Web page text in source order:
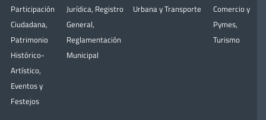
Participación
Ciudadana,
Patrimonio
Histórico-
Artístico,
Eventos y
Festejos
Jurídica, Registro
General,
Reglamentación
Municipal
Urbana y Transporte
Comercio y
Pymes,
Turismo